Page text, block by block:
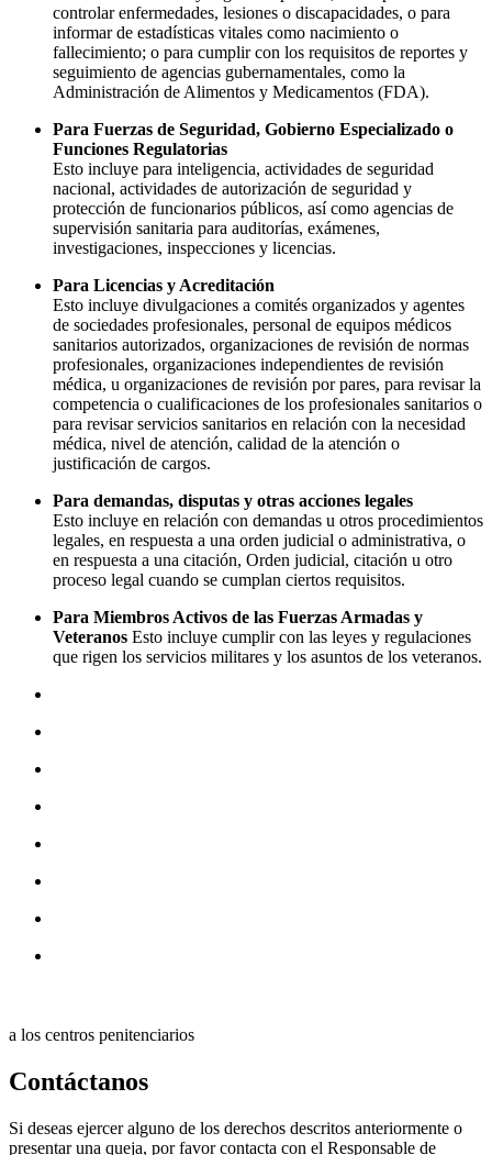
controlar enfermedades, lesiones o discapacidades, o para
informar de estadísticas vitales como nacimiento o
fallecimiento; o para cumplir con los requisitos de reportes y
seguimiento de agencias gubernamentales, como la
Administración de Alimentos y Medicamentos (FDA).
Para Fuerzas de Seguridad, Gobierno Especializado o
Funciones Regulatorias
Esto incluye para inteligencia, actividades de seguridad
nacional, actividades de autorización de seguridad y
protección de funcionarios públicos, así como agencias de
supervisión sanitaria para auditorías, exámenes,
investigaciones, inspecciones y licencias.
Para Licencias y Acreditación
Esto incluye divulgaciones a comités organizados y agentes
de sociedades profesionales, personal de equipos médicos
sanitarios autorizados, organizaciones de revisión de normas
profesionales, organizaciones independientes de revisión
médica, u organizaciones de revisión por pares, para revisar la
competencia o cualificaciones de los profesionales sanitarios o
para revisar servicios sanitarios en relación con la necesidad
médica, nivel de atención, calidad de la atención o
justificación de cargos.
Para demandas, disputas y otras acciones legales
Esto incluye en relación con demandas u otros procedimientos
legales, en respuesta a una orden judicial o administrativa, o
en respuesta a una citación, Orden judicial, citación u otro
proceso legal cuando se cumplan ciertos requisitos.
Para Miembros Activos de las Fuerzas Armadas y
Veteranos Esto incluye cumplir con las leyes y regulaciones
que rigen los servicios militares y los asuntos de los veteranos.
a los centros penitenciarios
Contáctanos
Si deseas ejercer alguno de los derechos descritos anteriormente o
presentar una queja, por favor contacta con el Responsable de